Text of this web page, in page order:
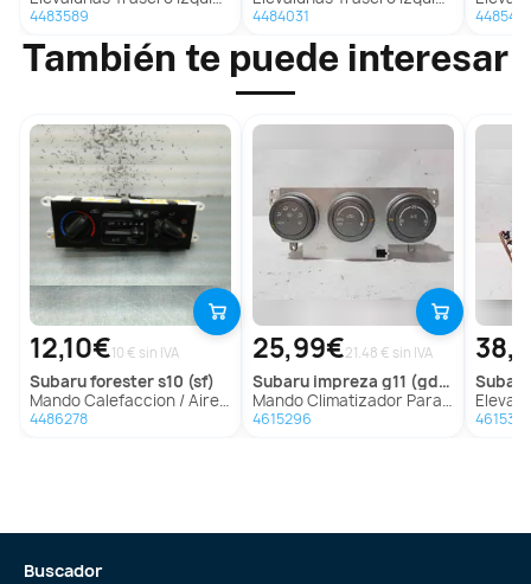
4483589 4484031
También te puede interesar
12,10€10 € sin IVA
subaruforester s10 (sf)
Mando Calefaccion / Aire Acondicionado para Subaru Forester S10 (Sf)
4486278
25,99€21.48 € sin IVA
subaru impreza g11 (gd/gg)
Mando Climatizador Para Subaru Impreza G11
4615296
subaru
Elevalunas
4615307
Buscador